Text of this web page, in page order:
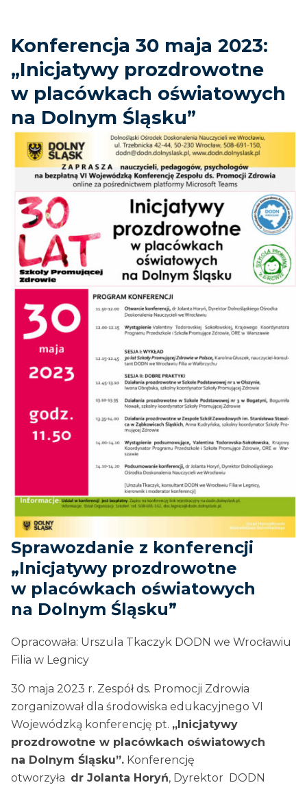
Konferencja 30 maja 2023:
„Inicjatywy prozdrowotne
w placówkach oświatowych
na Dolnym Śląsku”
Sprawozdanie z konferencji
„Inicjatywy prozdrowotne
w placówkach oświatowych
na Dolnym Śląsku”
Opracowała: Urszula Tkaczyk DODN we Wrocławiu
Filia w Legnicy
30 maja 2023 r. Zespół ds. Promocji Zdrowia
zorganizował dla środowiska edukacyjnego VI
Wojewódzką konferencję pt. „Inicjatywy
prozdrowotne w placówkach oświatowych
na Dolnym Śląsku”. Konferencję
otworzyła dr Jolanta Horyń, Dyrektor DODN